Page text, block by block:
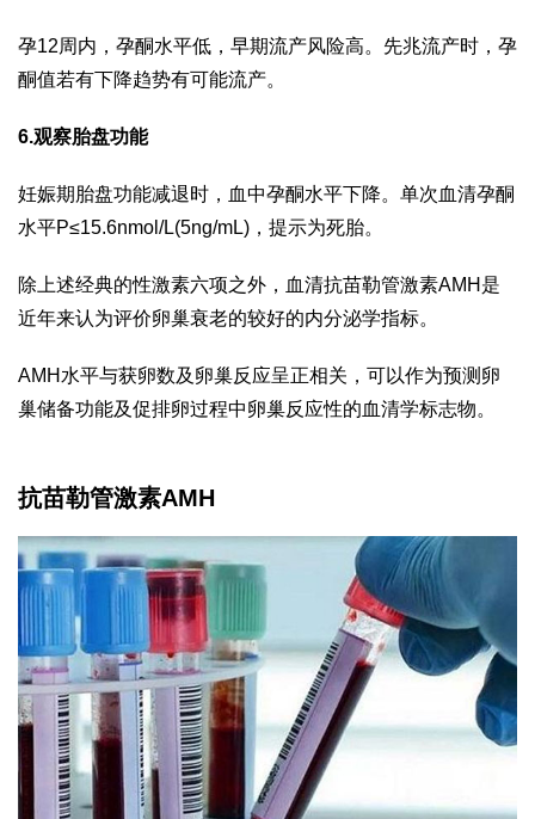
孕12周内，孕酮水平低，早期流产风险高。先兆流产时，孕
酮值若有下降趋势有可能流产。
6.观察胎盘功能
妊娠期胎盘功能减退时，血中孕酮水平下降。单次血清孕酮
水平P≤15.6nmol/L(5ng/mL)，提示为死胎。
除上述经典的性激素六项之外，血清抗苗勒管激素AMH是
近年来认为评价卵巢衰老的较好的内分泌学指标。
AMH水平与获卵数及卵巢反应呈正相关，可以作为预测卵
巢储备功能及促排卵过程中卵巢反应性的血清学标志物。
抗苗勒管激素AMH